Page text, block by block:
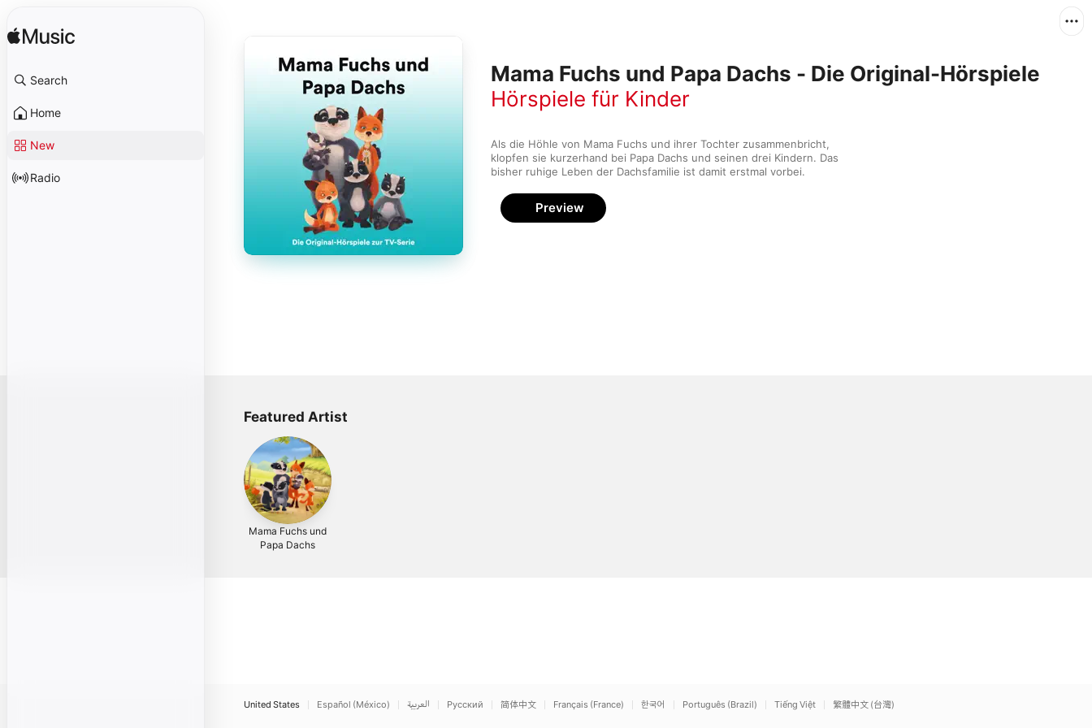
Search
Home
New
Radio
Mama Fuchs und Papa Dachs - Die Original-Hörspiele
Hörspiele für Kinder
Als die Höhle von Mama Fuchs und ihrer Tochter zusammenbricht,
klopfen sie kurzerhand bei Papa Dachs und seinen drei Kindern. Das
bisher ruhige Leben der Dachsfamilie ist damit erstmal vorbei.
Preview
Featured Artist
Mama Fuchs und
Papa Dachs
United States Español (México) العربية Русский 简体中文 Français (France) 한국어 Português (Brazil) Tiếng Việt 繁體中文 (台灣)